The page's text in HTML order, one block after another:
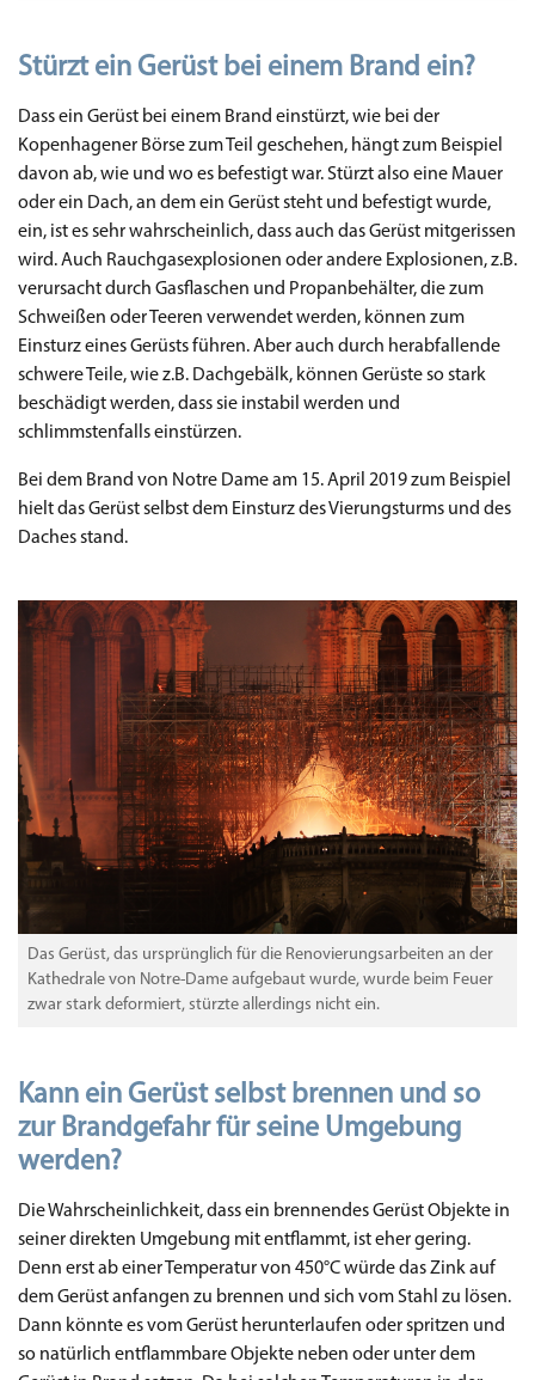
Stürzt ein Gerüst bei einem Brand ein?
Dass ein Gerüst bei einem Brand einstürzt, wie bei der
Kopenhagener Börse zum Teil geschehen, hängt zum Beispiel
davon ab, wie und wo es befestigt war. Stürzt also eine Mauer
oder ein Dach, an dem ein Gerüst steht und befestigt wurde,
ein, ist es sehr wahrscheinlich, dass auch das Gerüst mitgerissen
wird. Auch Rauchgasexplosionen oder andere Explosionen, z.B.
verursacht durch Gasflaschen und Propanbehälter, die zum
Schweißen oder Teeren verwendet werden, können zum
Einsturz eines Gerüsts führen. Aber auch durch herabfallende
schwere Teile, wie z.B. Dachgebälk, können Gerüste so stark
beschädigt werden, dass sie instabil werden und
schlimmstenfalls einstürzen.
Bei dem Brand von Notre Dame am 15. April 2019 zum Beispiel
hielt das Gerüst selbst dem Einsturz des Vierungsturms und des
Daches stand.
Das Gerüst, das ursprünglich für die Renovierungsarbeiten an der
Kathedrale von Notre-Dame aufgebaut wurde, wurde beim Feuer
zwar stark deformiert, stürzte allerdings nicht ein.
Kann ein Gerüst selbst brennen und so
zur Brandgefahr für seine Umgebung
werden?
Die Wahrscheinlichkeit, dass ein brennendes Gerüst Objekte in
seiner direkten Umgebung mit entflammt, ist eher gering.
Denn erst ab einer Temperatur von 450°C würde das Zink auf
dem Gerüst anfangen zu brennen und sich vom Stahl zu lösen.
Dann könnte es vom Gerüst herunterlaufen oder spritzen und
so natürlich entflammbare Objekte neben oder unter dem